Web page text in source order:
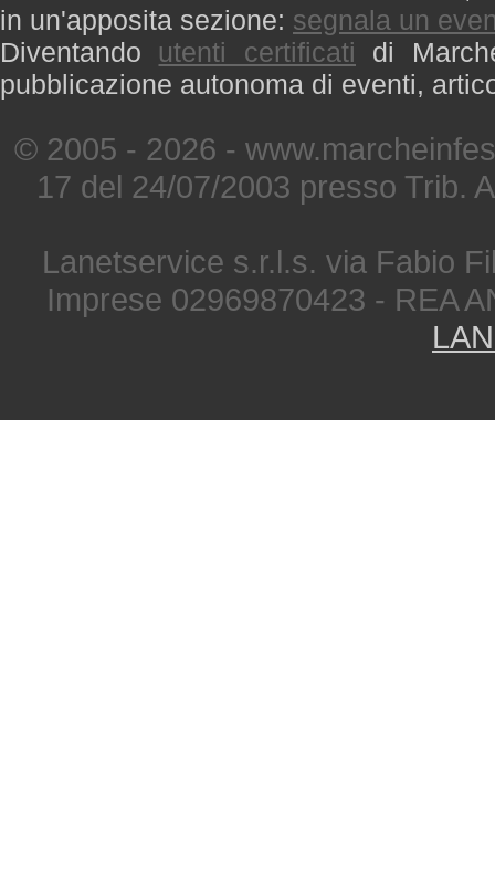
in un'apposita sezione: segnala un
Diventando utenti certificati di
pubblicazione autonoma di eventi,
© 2005 - 2026 -
17 del 24/07/2003 presso Trib.
Lanetservice s.r.l.s. via Fabio
Imprese 02969870423 - REA